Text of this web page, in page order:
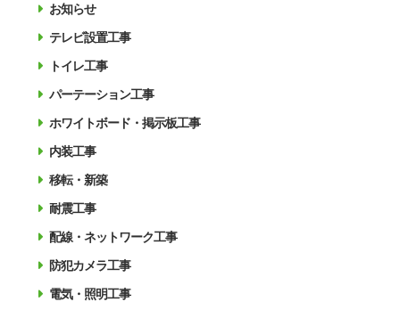
お知らせ
テレビ設置工事
トイレ工事
パーテーション工事
ホワイトボード・掲示板工事
内装工事
移転・新築
耐震工事
配線・ネットワーク工事
防犯カメラ工事
電気・照明工事